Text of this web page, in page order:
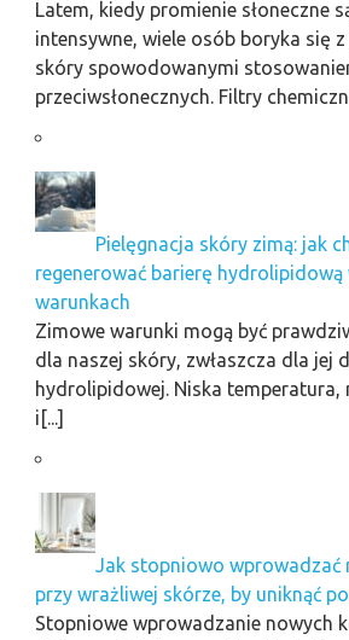
Latem, kiedy promienie słoneczne
intensywne, wiele osób boryka się
skóry spowodowanymi
przeciwsłonecznych. Filtry
Pielęgnacja skóry zimą: jak
regenerować barierę
warunkach
Zimowe warunki mogą być
dla naszej skóry, zwłaszcza dla jej
hydrolipidowej. Niska temperatura,
i[...]
Jak stopniowo wprowadzać
przy wrażliwej skórze, by uniknąć
Stopniowe wprowadzanie nowych